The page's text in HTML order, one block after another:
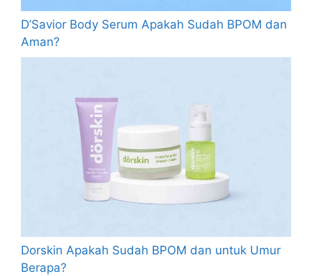
D’Savior Body Serum Apakah Sudah BPOM dan
Aman?
Dorskin Apakah Sudah BPOM dan untuk Umur
Berapa?